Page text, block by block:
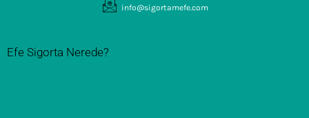
info@sigortamefe.com
Efe Sigorta Nerede?